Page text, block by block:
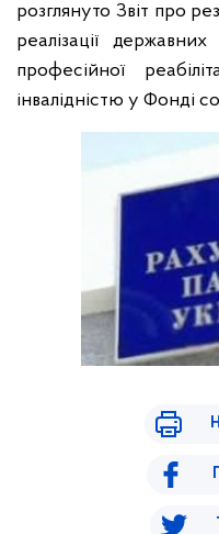
розглянуто Звіт про
реалізації
професійної
інвалідністю у Фонді